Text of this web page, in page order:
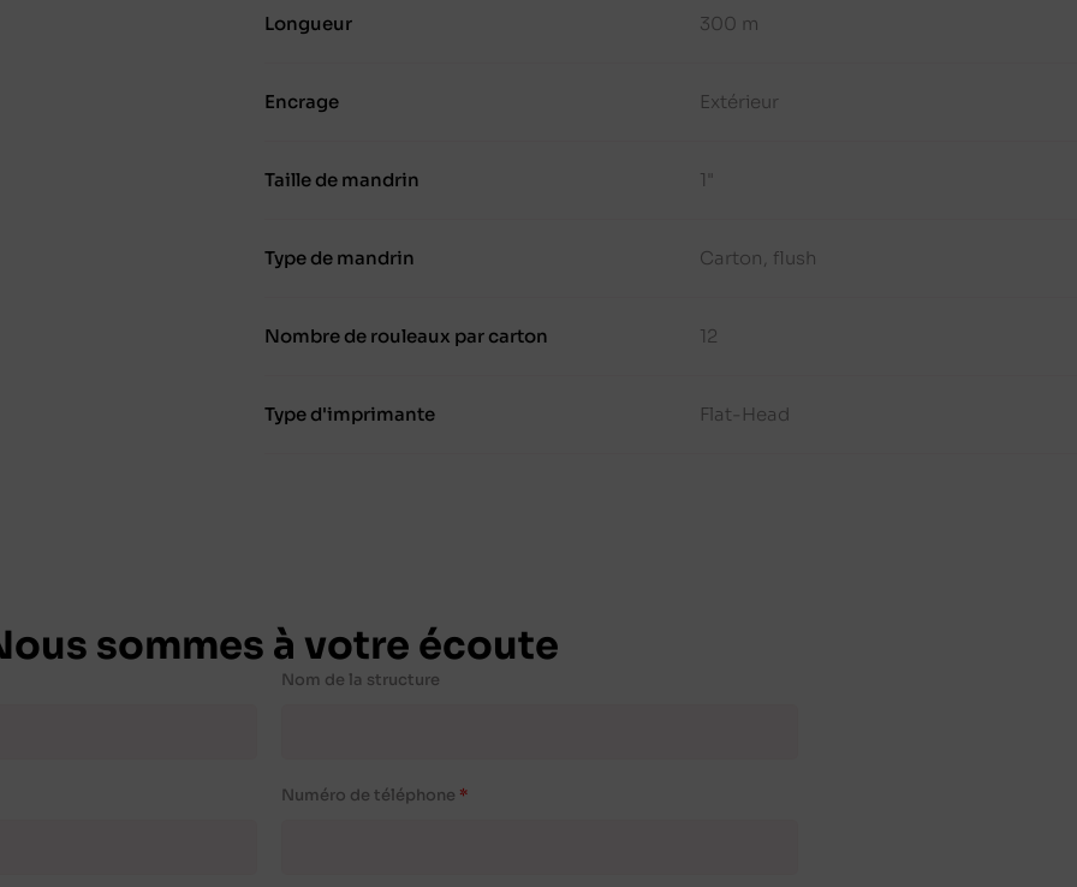
Longueur 300 m
Encrage Extérieur
Taille de mandrin 1"
Type de mandrin Carton, flush
Nombre de rouleaux par carton 12
Type d'imprimante Flat-Head
sommes à votre écoute
Nom de la structure
Numéro de téléphone